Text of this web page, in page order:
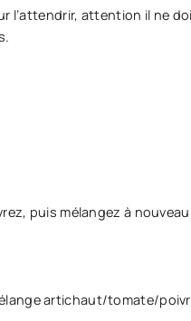
l’attendrir, attention il ne
puis mélangez à
artichaut/tomate/